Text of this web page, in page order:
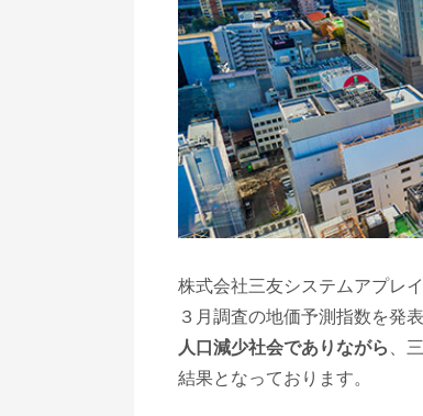
株式会社三友システムアプレ
３月調査の地価予測指数を発
人口減少社会でありながら
、
結果となっております。